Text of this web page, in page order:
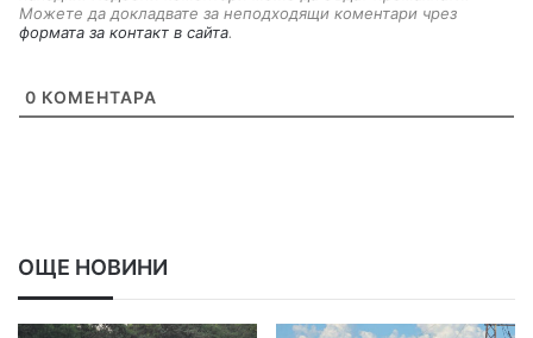
Можете да докладвате за неподходящи коментари чрез
формата за контакт в сайта.
0 КОМЕНТАРА
ОЩЕ НОВИНИ